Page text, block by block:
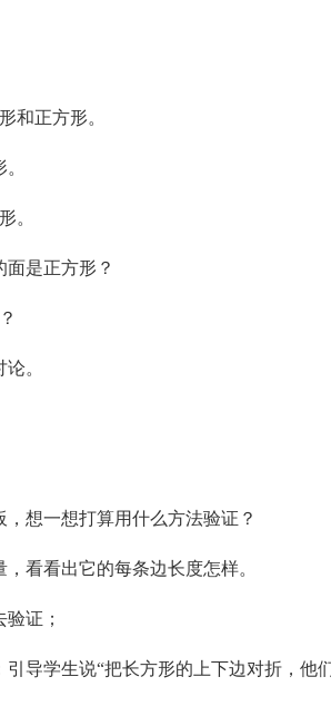
和正方形。
。
是正方形？
。
想一想打算用什么方法验证？
看看出它的每条边长度怎样。
证；
导学生说“把长方形的上下边对折，他